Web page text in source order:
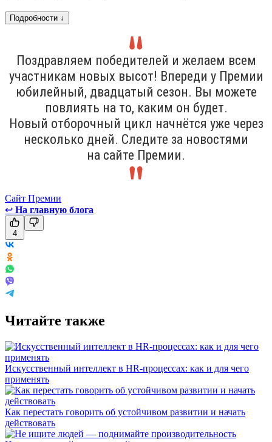
Подробности ↓
Поздравляем победителей и желаем всем
участникам новых высот! Впереди у Премии
юбилейный, двадцатый сезон. Вы можете
повлиять на то, каким он будет.
Новый отборочный цикл начнётся уже через
несколько дней. Следите за новостями
на сайте Премии.
Сайт Премии
↩ На главную блога
4
Читайте также
Искусственный интеллект в HR-процессах: как и для чего
применять
Как перестать говорить об устойчивом развитии и начать
действовать